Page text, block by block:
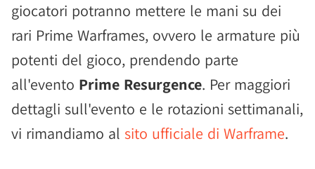
giocatori potranno mettere le mani su dei
rari Prime Warframes, ovvero le armature più
potenti del gioco, prendendo parte
all'evento Prime Resurgence. Per maggiori
dettagli sull'evento e le rotazioni settimanali,
vi rimandiamo al sito ufficiale di Warframe.